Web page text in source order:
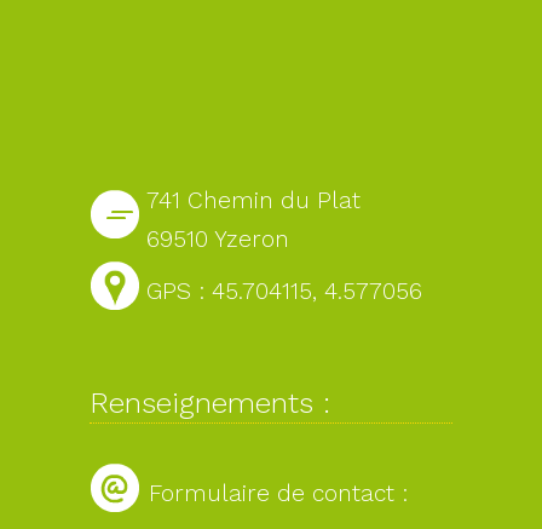
741 Chemin du Plat
69510 Yzeron
GPS : 45.704115, 4.577056
Renseignements :
Formulaire de contact :